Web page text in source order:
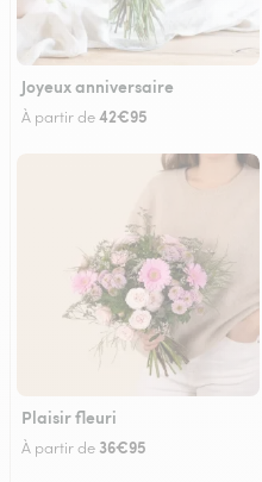
Joyeux anniversaire
À partir de42€95
Plaisir fleuri
À partir de 36€95